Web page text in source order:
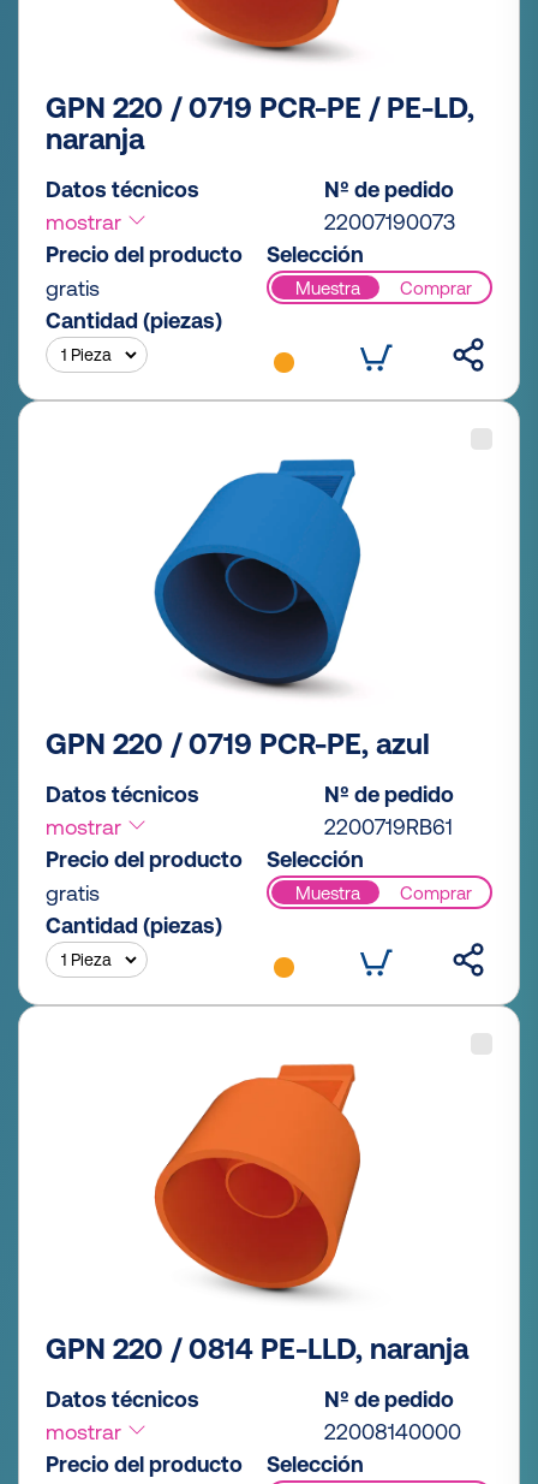
GPN 220 / 0719 PCR-PE / PE-LD,
naranja
Datos técnicos
mostrar
Nº de pedido
22007190073
Precio del producto
gratis
Selección
Muestra Comprar
Cantidad (piezas)
GPN 220 / 0719 PCR-PE, azul
Datos técnicos
mostrar
Nº de pedido
2200719RB61
Precio del producto
gratis
Selección
Muestra Comprar
Cantidad (piezas)
GPN 220 / 0814 PE-LLD, naranja
Datos técnicos
mostrar
Nº de pedido
22008140000
Precio del producto
Selección